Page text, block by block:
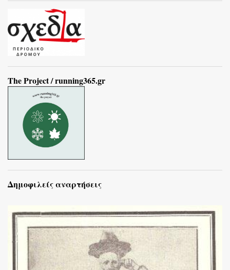
The Project / running365.gr
Δημοφιλείς αναρτήσεις